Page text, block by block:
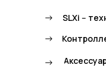
->
->
->
SLXi --